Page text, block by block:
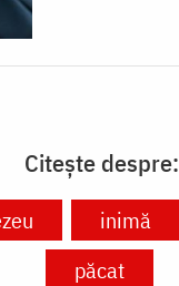
Citește despre:
inimă
păcat